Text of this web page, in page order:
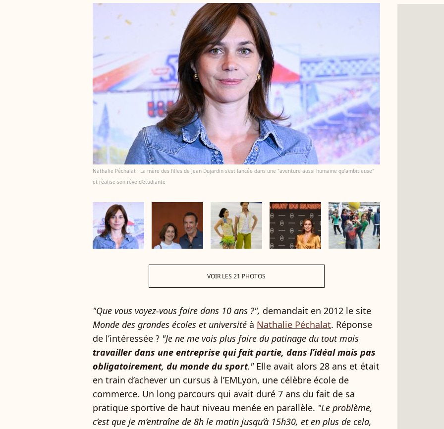
Nathalie Péchalat : La mère des filles de Jean Dujardin s'est lancée dans une "aventure aussi humaine qu’ambitieuse"
et réalise son rêve d'étudiante
VOIR LES 21 PHOTOS
"Que vous voyez-vous faire dans 10 ans ?", demandait en 2012 le site
Monde des grandes écoles et université à Nathalie Péchalat. Réponse
de l’intéressée ? "Je ne me vois plus faire du patinage du tout mais
travailler dans une entreprise qui fait partie, dans l’idéal mais pas
obligatoirement, du monde du sport."Elle avait alors 28 ans et était
en train d’achever un cursus à l’EMLyon, une célèbre école de
commerce. Un long parcours qui avait duré 7 ans du fait de sa
pratique sportive de haut niveau menée en parallèle. "Le problème,
c’est que je m’entraîne de 8h le matin jusqu’à 15h30, et en plus de cela,